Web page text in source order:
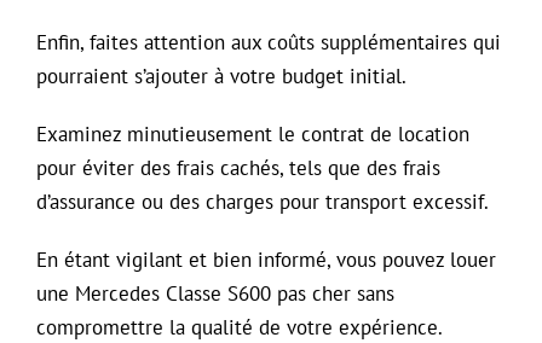
Enfin, faites attention aux coûts supplémentaires qui
pourraient s’ajouter à votre budget initial.
Examinez minutieusement le contrat de location
pour éviter des frais cachés, tels que des frais
d’assurance ou des charges pour transport excessif.
En étant vigilant et bien informé, vous pouvez louer
une Mercedes Classe S600 pas cher sans
compromettre la qualité de votre expérience.